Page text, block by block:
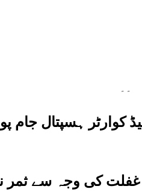
کوارٹر ہسپتال جام
غفلت کی وجہ سے ثمر